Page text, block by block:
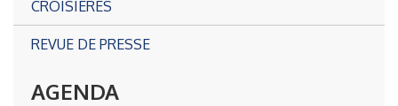
CROISIÈRES
REVUE DE PRESSE
AGENDA